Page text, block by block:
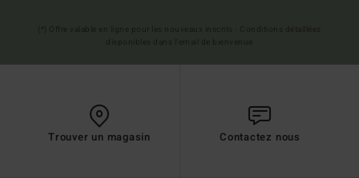
Trouver un magasin Contactez nous